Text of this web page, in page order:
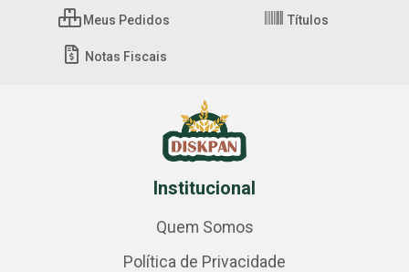
Meus Pedidos Títulos
Notas Fiscais
Institucional
Quem Somos
Política de Privacidade